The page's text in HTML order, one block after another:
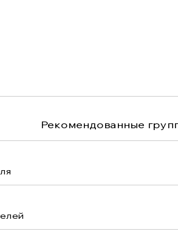
Рекомендованные